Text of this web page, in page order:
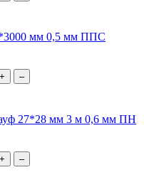
мм 0,5 мм ППС
+
–
27*28 мм 3 м 0,6 мм ПН
+
–